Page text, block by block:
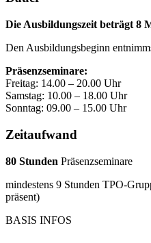
Die Ausbildungszeit beträgt 8
Den Ausbildungsbeginn
Präsenzseminare:
Freitag: 14.00 – 20.00 Uhr
Samstag: 10.00 – 18.00 Uhr
Sonntag: 09.00 – 15.00 Uhr
Zeitaufwand
80 Stunden Präsenzseminare
mindestens 9 Stunden TPO-
präsent)
BASIS INFOS